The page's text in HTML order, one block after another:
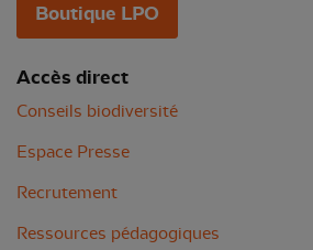
Boutique LPO
Accès direct
Conseils biodiversité
Espace Presse
Recrutement
Ressources pédagogiques